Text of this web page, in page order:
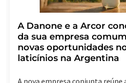
A Danone e a Arcor
da sua empresa
novas oportunidades
laticínios na Argentina
A nova empresa conjunta reúne